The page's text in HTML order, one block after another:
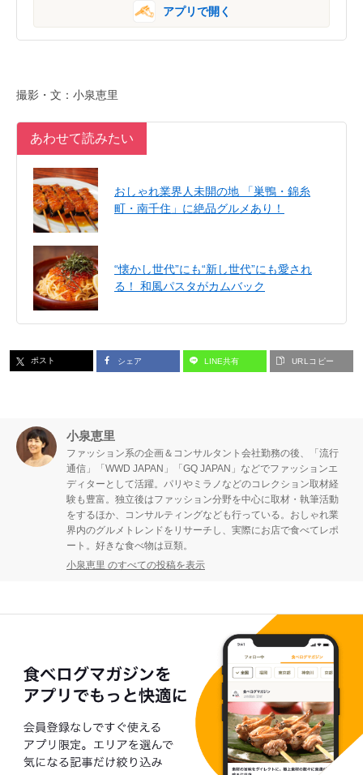
アプリで開く
撮影・文：小泉恵里
あわせて読みたい
おしゃれ業界人未開の地 「巣鴨・錦糸
町・南千住」に絶品グルメあり！
“懐かし世代”にも“新し世代”にも愛され
る！ 和風パスタがカムバック
ポスト シェア LINE共有 URLコピー
小泉恵里
ファッション系の企画＆コンサルタント会社勤務の後、「流行
通信」「WWD JAPAN」「GQ JAPAN」などでファッションエ
ディターとして活躍。パリやミラノなどのコレクション取材経
験も豊富。独立後はファッション分野を中心に取材・執筆活動
をするほか、コンサルティングなども行っている。おしゃれ業
界内のグルメトレンドをリサーチし、実際にお店で食べてレポ
ート。好きな食べ物は豆類。
小泉恵里 のすべての投稿を表示